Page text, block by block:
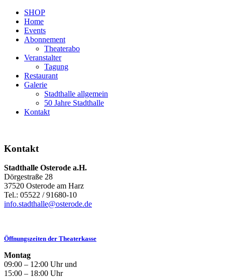
SHOP
Home
Events
Abonnement
Theaterabo
Veranstalter
Tagung
Restaurant
Galerie
Stadthalle allgemein
50 Jahre Stadthalle
Kontakt
Kontakt
Stadthalle Osterode a.H.
Dörgestraße 28
37520 Osterode am Harz
Tel.: 05522 / 91680-10
info.stadthalle@osterode.de
Öffnungszeiten der Theaterkasse
Montag
09:00 – 12:00 Uhr und
15:00 – 18:00 Uhr